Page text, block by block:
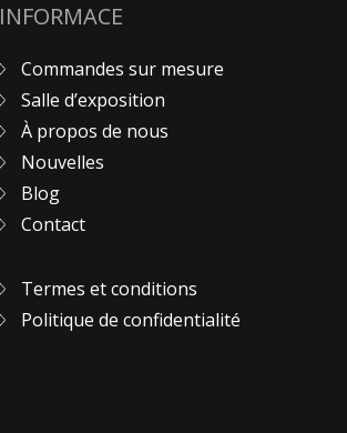
INFORMACE
Commandes sur mesure
Salle d’exposition
À propos de nous
Nouvelles
Blog
Contact
Termes et conditions
Politique de confidentialité